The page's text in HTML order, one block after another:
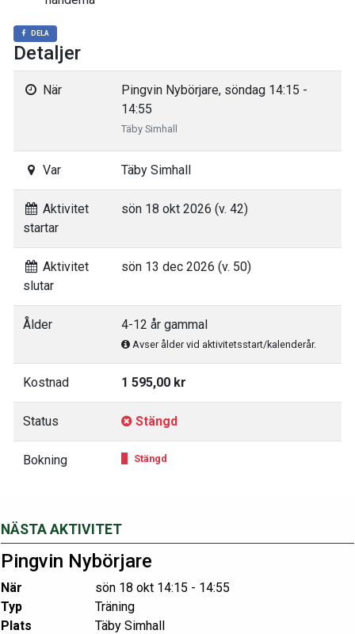
NÄSTA AKTIVITET
Pingvin Nybörjare
När
sön 18 okt 14:15 - 14:55
Typ
Träning
Plats
Täby Simhall
DELA
Detaljer
När
Pingvin Nybörjare, söndag 14:15 -
14:55
Täby Simhall
Var Täby Simhall
Aktivitet
startar
sön 18 okt 2026 (v. 42)
Aktivitet
slutar
sön 13 dec 2026 (v. 50)
Ålder 4-12 år gammal
Avser ålder vid aktivitetsstart/kalenderår.
Kostnad 1 595,00 kr
Status Stängd
Bokning Stängd